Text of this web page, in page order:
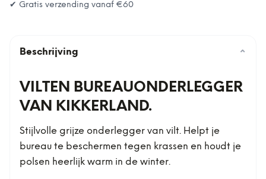
✔ Gratis verzending vanaf €60
Beschrijving ⌄
VILTEN BUREAUONDERLEGGER
VAN KIKKERLAND.
Stijlvolle grijze onderlegger van vilt. Helpt je
bureau te beschermen tegen krassen en houdt je
polsen heerlijk warm in de winter.